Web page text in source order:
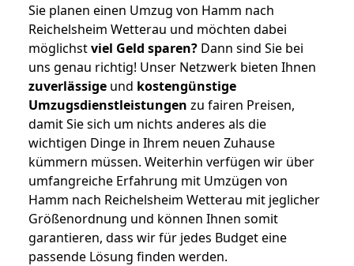
Sie planen einen Umzug von Hamm nach
Reichelsheim Wetterau und möchten dabei
möglichstviel Geld sparen? Dann sind Sie bei
uns genau richtig! Unser Netzwerk bieten Ihnen
zuverlässige und kostengünstige
Umzugsdienstleistungen zu fairen Preisen,
damit Sie sich um nichts anderes als die
wichtigen Dinge in Ihrem neuen Zuhause
kümmern müssen. Weiterhin verfügen wir über
umfangreiche Erfahrung mit Umzügen von
Hamm nach Reichelsheim Wetterau mit jeglicher
Größenordnung und können Ihnen somit
garantieren, dass wir für jedes Budget eine
passende Lösung finden werden.